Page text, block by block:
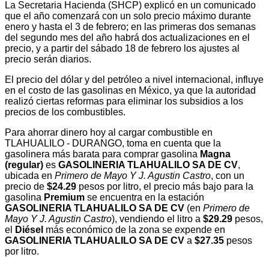
La Secretaria Hacienda (SHCP) explicó en un comunicado
que el año comenzará con un solo precio máximo durante
enero y hasta el 3 de febrero; en las primeras dos semanas
del segundo mes del año habrá dos actualizaciones en el
precio, y a partir del sábado 18 de febrero los ajustes al
precio serán diarios.
El precio del dólar y del petróleo a nivel internacional, influye
en el costo de las gasolinas en México, ya que la autoridad
realizó ciertas reformas para eliminar los subsidios a los
precios de los combustibles.
Para ahorrar dinero hoy al cargar combustible en
TLAHUALILO - DURANGO, toma en cuenta que la
gasolinera más barata para comprar gasolina Magna
(regular) es GASOLINERIA TLAHUALILO SA DE CV,
ubicada en Primero de Mayo Y J. Agustin Castro, con un
precio de $24.29 pesos por litro, el precio más bajo para la
gasolina Premium se encuentra en la estación
GASOLINERIA TLAHUALILO SA DE CV (en Primero de
Mayo Y J. Agustin Castro), vendiendo el litro a $29.29 pesos,
el
Diésel más económico de la zona se expende en
GASOLINERIA TLAHUALILO SA DE CV a $27.35 pesos
por litro.